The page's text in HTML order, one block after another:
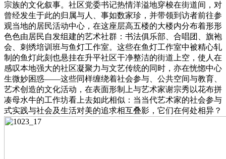
宗族的文化叙事。社区党委书记热情洋溢地穿梭在街道间，对
曾经发生于此的归属与人、事如数家珍，并带领到访者前往参
观当地的居民活动中心，在这座层高五楼的大楼内分布着形形
色色由居民自发组建的艺术社群：书法俱乐部、合唱团、旗袍
会、刺绣培训班与鱼灯工作室。这些在鱼灯工作室中被精心轧
制的鱼灯此刻也悬挂在升平社区干净整洁的街道上空，使人在
感叹本地强大的社区凝聚力与文艺传统的同时，亦在恍惚中心
生微妙困惑——这些同样缠绕着社会参与、公共空间与教育、
艺术创造的文化活动，在表面形制上与艺术家谢宗秀以花布拼
凑母水牛的工作坊看上去如此相似：当当代艺术家的社会参与
式实践与社会及生活对美的追求相互叠影，它们在何处相异？